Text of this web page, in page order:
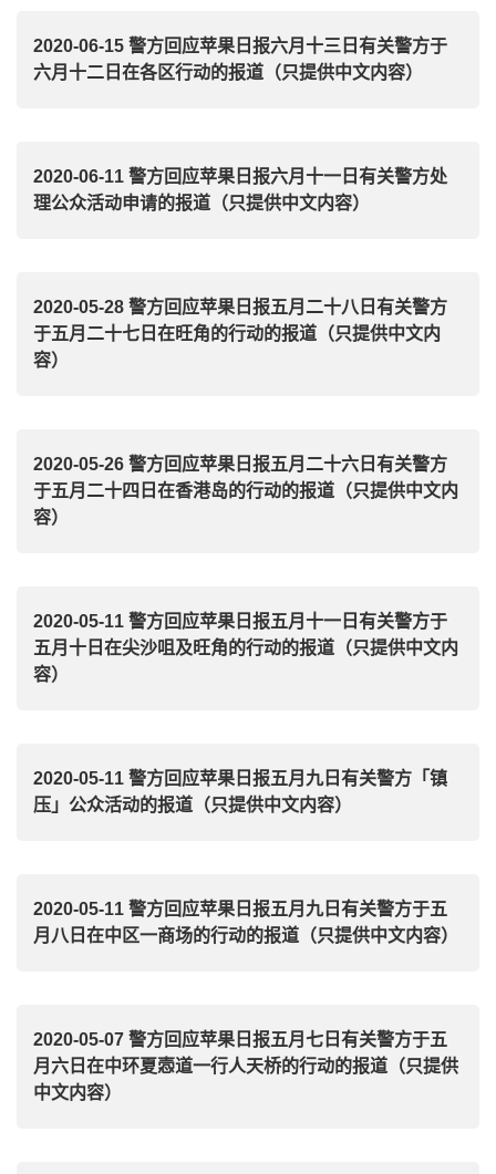
2020-06-15 警方回应苹果日报六月十三日有关警方于
六月十二日在各区行动的报道（只提供中文内容）
2020-06-11 警方回应苹果日报六月十一日有关警方处
理公众活动申请的报道（只提供中文内容）
2020-05-28 警方回应苹果日报五月二十八日有关警方
于五月二十七日在旺角的行动的报道（只提供中文内
容）
2020-05-26 警方回应苹果日报五月二十六日有关警方
于五月二十四日在香港岛的行动的报道（只提供中文内
容）
2020-05-11 警方回应苹果日报五月十一日有关警方于
五月十日在尖沙咀及旺角的行动的报道（只提供中文内
容）
2020-05-11 警方回应苹果日报五月九日有关警方「镇
压」公众活动的报道（只提供中文内容）
2020-05-11 警方回应苹果日报五月九日有关警方于五
月八日在中区一商场的行动的报道（只提供中文内容）
2020-05-07 警方回应苹果日报五月七日有关警方于五
月六日在中环夏悫道一行人天桥的行动的报道（只提供
中文内容）